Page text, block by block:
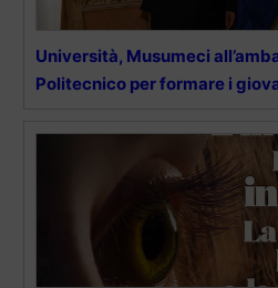
Università, Musumeci
Politecnico per formare i